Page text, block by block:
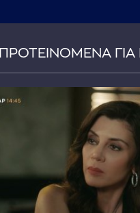
ΠΡΟΤΕΙΝΟΜΕΝΑ ΓΙΑ